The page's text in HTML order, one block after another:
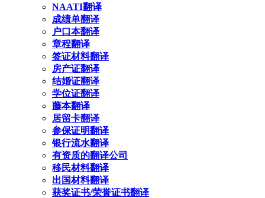
NAATI翻译
成绩单翻译
户口本翻译
章程翻译
签证材料翻译
房产证翻译
结婚证翻译
学位证翻译
藤本翻译
居留卡翻译
参保证明翻译
银行流水翻译
有资质的翻译公司
移民材料翻译
出国材料翻译
获奖证书/荣誉证书翻译